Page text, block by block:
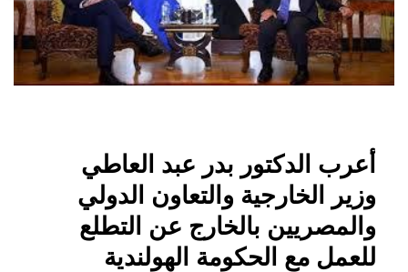
أعرب الدكتور بدر عبد العاطي
وزير الخارجية والتعاون الدولي
والمصريين بالخارج عن التطلع
للعمل مع الحكومة الهولندية